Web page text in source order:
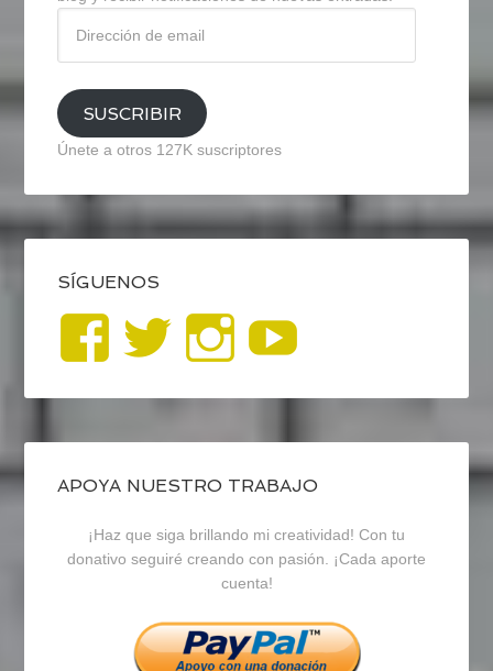
email
SUSCRIBIR
Únete a otros 127K suscriptores
SÍGUENOS
Ver
perfil
de
blogrecursosep
en
Facebook
Ver
perfil
de
recursosep
en
Twitter
Ver
perfil
de
recursosep
en
Instagram
APOYA NUESTRO TRABAJO
¡Haz que siga brillando mi creatividad! Con tu
donativo seguiré creando con pasión. ¡Cada aporte
cuenta!